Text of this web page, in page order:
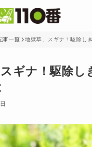
事一覧 地獄草、スギナ！駆除し
ギナ！駆除